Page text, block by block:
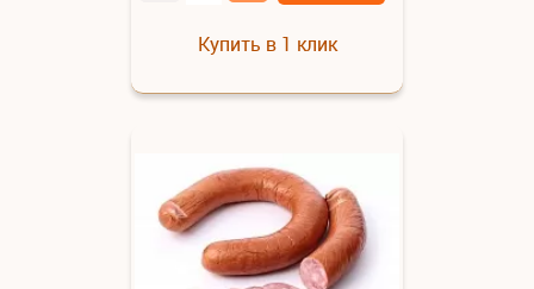
Купить в 1 клик